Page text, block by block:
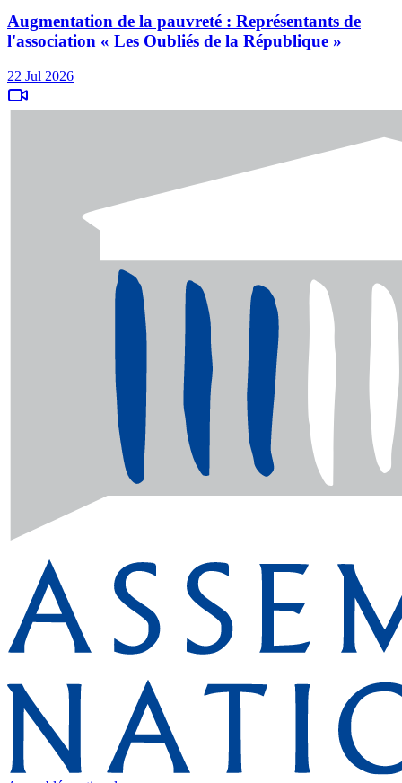
Augmentation de la pauvreté : Représentants de
l'association « Les Oubliés de la République »
22 Jul 2026